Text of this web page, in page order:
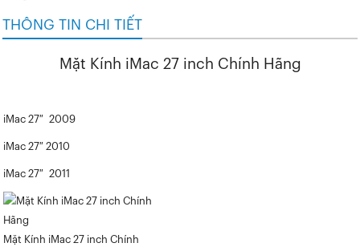
THÔNG TIN CHI TIẾT
Mặt Kính iMac 27 inch Chính Hãng
iMac 27″ 2009
iMac 27″ 2010
iMac 27″ 2011
Mặt Kính iMac 27 inch Chính